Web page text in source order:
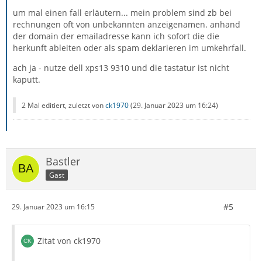
um mal einen fall erläutern... mein problem sind zb bei
rechnungen oft von unbekannten anzeigenamen. anhand
der domain der emailadresse kann ich sofort die die
herkunft ableiten oder als spam deklarieren im umkehrfall.
ach ja - nutze dell xps13 9310 und die tastatur ist nicht
kaputt.
2 Mal editiert, zuletzt vonck1970(29. Januar 2023 um 16:24)
Bastler
Gast
29. Januar 2023 um 16:15 #5
Zitat von ck1970